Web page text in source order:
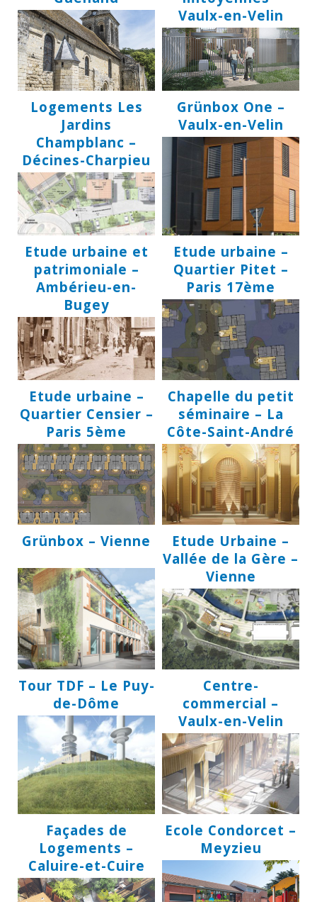
Vaulx-en-Velin
Logements Les
Jardins
Champblanc –
Décines-Charpieu
Grünbox One –
Vaulx-en-Velin
Etude urbaine et
patrimoniale –
Ambérieu-en-
Bugey
Etude urbaine –
Quartier Pitet –
Paris 17ème
Etude urbaine –
Quartier Censier –
Paris 5ème
Chapelle du petit
séminaire – La
Côte-Saint-André
Grünbox – Vienne
Etude Urbaine –
Vallée de la Gère –
Vienne
Tour TDF – Le Puy-
de-Dôme
Centre-
commercial –
Vaulx-en-Velin
Façades de
Logements –
Caluire-et-Cuire
Ecole Condorcet –
Meyzieu